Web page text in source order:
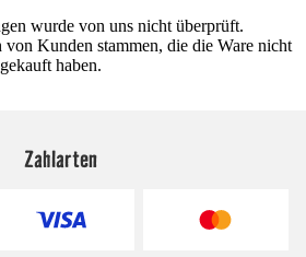
wurde von uns nicht überprüft.
Kunden stammen, die die Ware nicht
haben.
Zahlarten